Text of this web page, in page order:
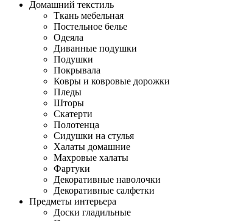
Домашний текстиль
Ткань мебельная
Постельное белье
Одеяла
Диванные подушки
Подушки
Покрывала
Ковры и ковровые дорожки
Пледы
Шторы
Скатерти
Полотенца
Сидушки на стулья
Халаты домашние
Махровые халаты
Фартуки
Декоративные наволочки
Декоративные салфетки
Предметы интерьера
Доски гладильные